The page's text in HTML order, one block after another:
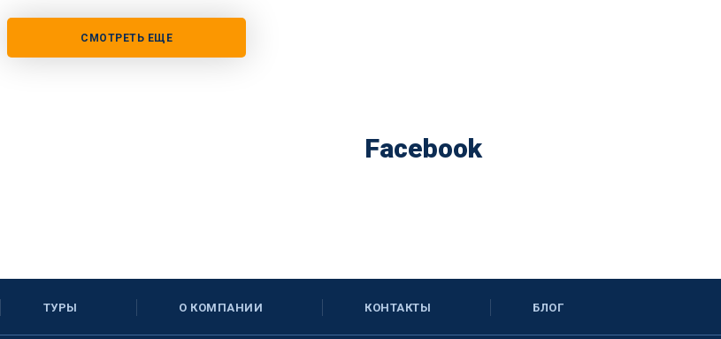
СМОТРЕТЬ ЕЩЕ
Facebook
ТУРЫ О КОМПАНИИ КОНТАКТЫ БЛОГ